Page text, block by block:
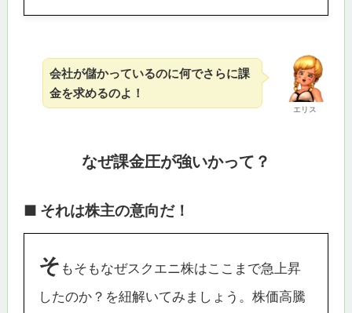
エリス
会社が儲かっているのに何でさらに課
金を求めるのよ！
なぜ課金圧が強いかって？
■ それは株主の意向だ！
そ もそもなぜスクエニ株はここまで急上昇
したのか？を紐解いてみましょう。株価高騰